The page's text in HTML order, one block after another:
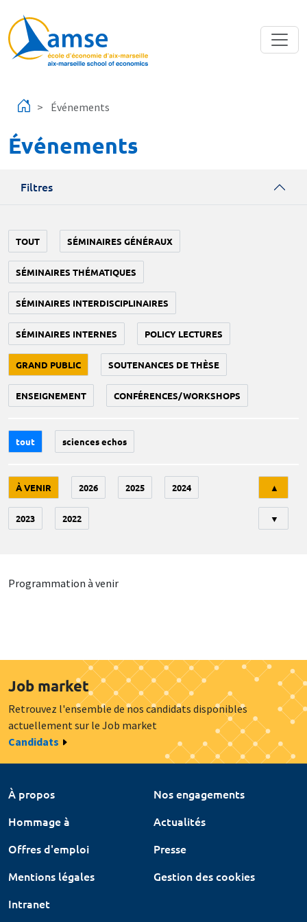
Événements
Événements
Filtres
TOUT SÉMINAIRES GÉNÉRAUX
SÉMINAIRES THÉMATIQUES
SÉMINAIRES INTERDISCIPLINAIRES
SÉMINAIRES INTERNES POLICY LECTURES
GRAND PUBLIC SOUTENANCES DE THÈSE
ENSEIGNEMENT CONFÉRENCES/WORKSHOPS
tout sciences echos
À VENIR 2026 2025 2024
2023 2022
▲
▼
Programmation à venir
Job market
Retrouvez l'ensemble de nos candidats disponibles
actuellement sur le Job market
Candidats
À propos
Nos engagements
Hommage à
Actualités
Offres d'emploi
Presse
Mentions légales
Gestion des cookies
Intranet